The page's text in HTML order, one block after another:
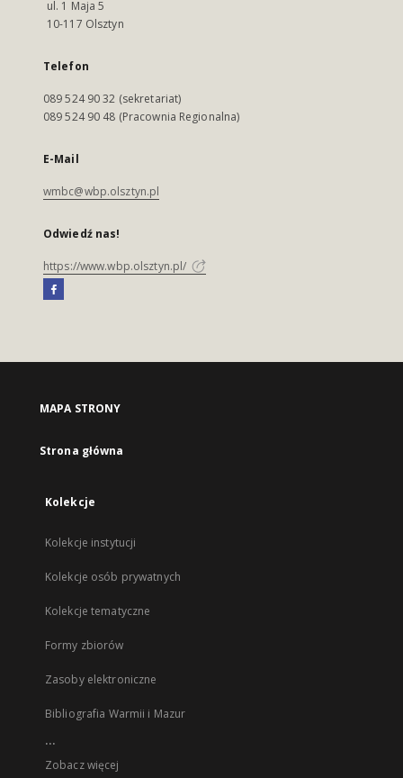
ul. 1 Maja 5
10-117 Olsztyn
Telefon
089 524 90 32 (sekretariat)
089 524 90 48 (Pracownia Regionalna)
E-Mail
wmbc@wbp.olsztyn.pl
Odwiedź nas!
https://www.wbp.olsztyn.pl/
MAPA STRONY
Strona główna
Kolekcje
Kolekcje instytucji
Kolekcje osób prywatnych
Kolekcje tematyczne
Formy zbiorów
Zasoby elektroniczne
Bibliografia Warmii i Mazur
...
Zobacz więcej